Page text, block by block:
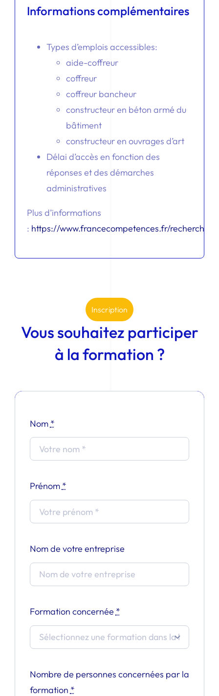
Informations complémentaires
Types d’emplois accessibles:
aide-coffreur
coffreur
coffreur bancheur
constructeur en béton armé du
bâtiment
constructeur en ouvrages d’art
Délai d’accès en fonction des
réponses et des démarches
administratives
Plus d’informations
: https://www.francecompetences.fr/recherche/
Inscription
Vous souhaitez participer
à la formation ?
Nom *
Prénom *
Nom de votre entreprise
Formation concernée *
Nombre de personnes concernées par la
formation *